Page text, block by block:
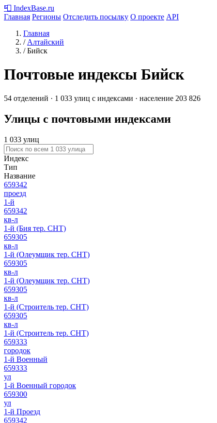
📮 IndexBase.ru
Главная Регионы Отследить посылку О проекте API
Главная
/ Алтайский
/ Бийск
Почтовые индексы Бийск
54 отделений · 1 033 улиц с индексами · население 203 826
Улицы с почтовыми индексами
1 033 улиц
Индекс
Тип
Название
659342
проезд
1-й
659342
кв-л
1-й (Бия тер. СНТ)
659305
кв-л
1-й (Олеумщик тер. СНТ)
659305
кв-л
1-й (Олеумщик тер. СНТ)
659305
кв-л
1-й (Строитель тер. СНТ)
659305
кв-л
1-й (Строитель тер. СНТ)
659333
городок
1-й Военный
659333
ул
1-й Военный городок
659300
ул
1-й Проезд
659342